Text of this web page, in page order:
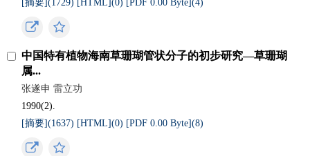
[摘要](1729) [HTML](0) [PDF 0.00 Byte](4)
中国特有植物海南草珊瑚管状分子的初步研究—草珊瑚
属...
张遂申 雷立功
1990(2).
[摘要](1637) [HTML](0) [PDF 0.00 Byte](8)